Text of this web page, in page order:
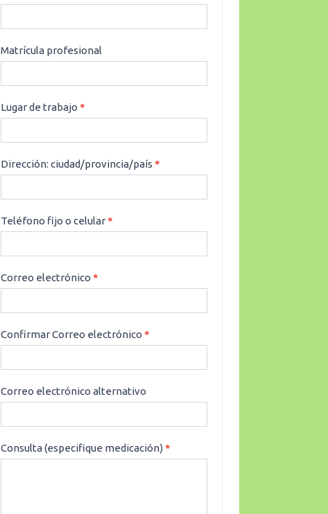
Matrícula profesional
Lugar de trabajo*
Dirección: ciudad/provincia/país*
Teléfono fijo o celular*
Correo electrónico*
Confirmar Correo electrónico*
Correo electrónico alternativo
Consulta (especifique medicación)*